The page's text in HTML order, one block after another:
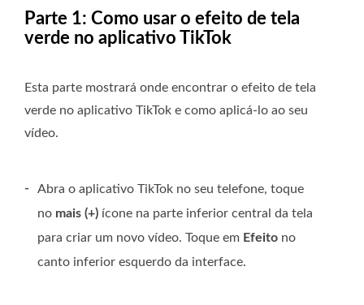
Parte 1: Como usar o efeito de tela
verde no aplicativo TikTok
Esta parte mostrará onde encontrar o efeito de tela
verde no aplicativo TikTok e como aplicá-lo ao seu
vídeo.
-
Abra o aplicativo TikTok no seu telefone, toque
no mais (+) ícone na parte inferior central da tela
para criar um novo vídeo. Toque em Efeito no
canto inferior esquerdo da interface.